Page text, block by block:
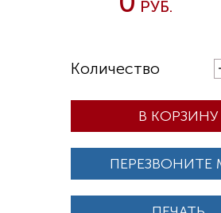
В КОРЗИНУ
ПЕРЕЗВОНИТЕ